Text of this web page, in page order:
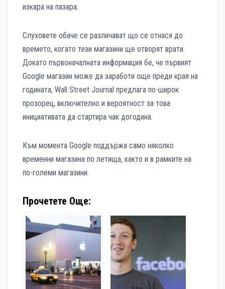
изкара на пазара.
Слуховете обаче се различават що се отнася до
времето, когато тези магазини ще отворят врати.
Докато първоначалната информация бе, че първият
Google магазин може да заработи още преди края на
годината, Wall Street Journal предлага по-широк
прозорец, включително и вероятност за това
инициативата да стартира чак догодина.
Към момента Google поддържа само няколко
временни магазина по летища, както и в рамките на
по-големи магазини.
Прочетете Още: